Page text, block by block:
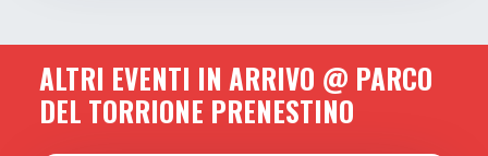
ALTRI EVENTI IN ARRIVO @ PARCO
DEL TORRIONE PRENESTINO